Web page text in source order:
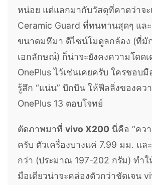
หน่อย แต่แลกมากับวัสดุที่คาดว่าจะ
Ceramic Guard ที่ทนทานสุดๆ แล
ขนาดมหึมา ดีไซน์โมดูลกล้อง (ที่มั
เอกลักษณ์) ก็น่าจะยังคงความโดด
OnePlus ไว้เช่นเคยครับ ใครชอบ
รู้สึก “แน่น” บึกบึน ให้ฟีลลิ่งของค
OnePlus 13 ตอบโจทย์
ตัดภาพมาที่ vivo X200 นี่คือ “คว
ครับ ตัวเครื่องบางแค่ 7.99 มม. แล
กว่า (ประมาณ 197-202 กรัม) ทำ
มือเดียวน่าจะคล่องตัวกว่าชัดเจน